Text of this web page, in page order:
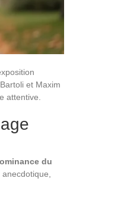
et Maxim
attentive.
du